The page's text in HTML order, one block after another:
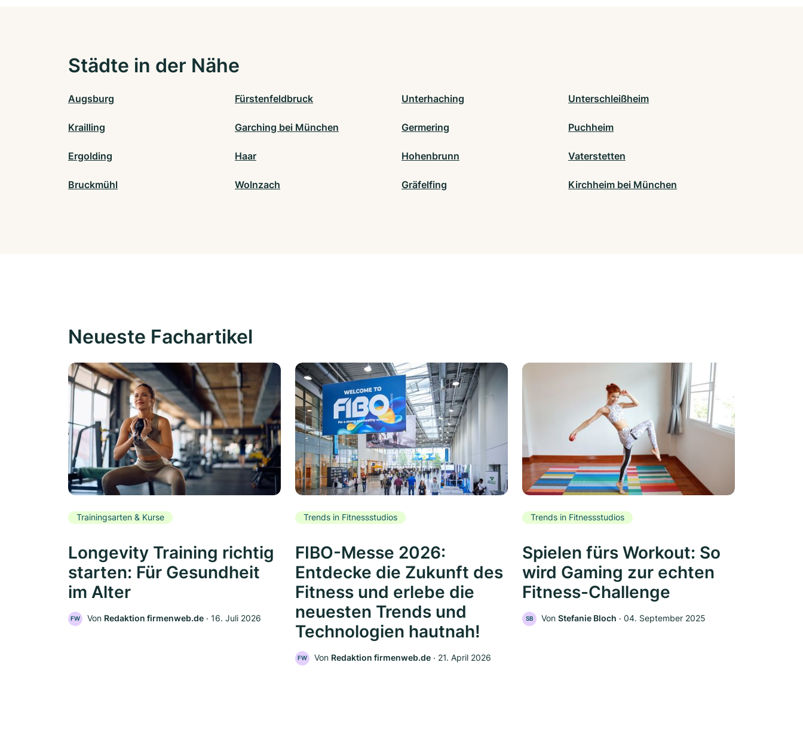
Städte in der Nähe
Augsburg Fürstenfeldbruck Unterhaching Unterschleißheim
Krailling Garching bei München Germering Puchheim
Ergolding Haar Hohenbrunn Vaterstetten
Bruckmühl Wolnzach Gräfelfing Kirchheim bei München
Neueste Fachartikel
Trainingsarten & Kurse
Longevity Training richtig
starten: Für Gesundheit
im Alter
FW Von Redaktion firmenweb.de ‧ 16. Juli 2026
Trends in Fitnessstudios
FIBO-Messe 2026:
Entdecke die Zukunft des
Fitness und erlebe die
neuesten Trends und
Technologien hautnah!
FW Von Redaktion firmenweb.de ‧ 21. April 2026
Trends in Fitnessstudios
Spielen fürs Workout: So
wird Gaming zur echten
Fitness-Challenge
SB Von Stefanie Bloch ‧ 04. September 2025